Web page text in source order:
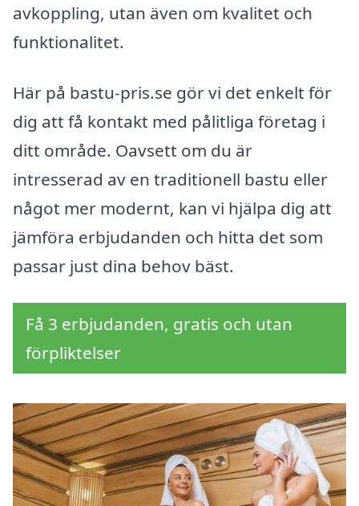
avkoppling, utan även om kvalitet och
funktionalitet.
Här på bastu-pris.se gör vi det enkelt för
dig att få kontakt med pålitliga företag i
ditt område. Oavsett om du är
intresserad av en traditionell bastu eller
något mer modernt, kan vi hjälpa dig att
jämföra erbjudanden och hitta det som
passar just dina behov bäst.
Få 3 erbjudanden, gratis och utan
förpliktelser